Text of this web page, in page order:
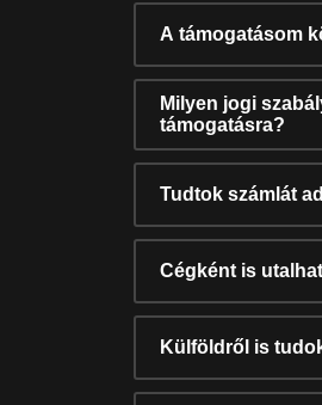
A támogatásom
Milyen jogi
támogatásra?
Tudtok számlát
Cégként is
Külföldről is